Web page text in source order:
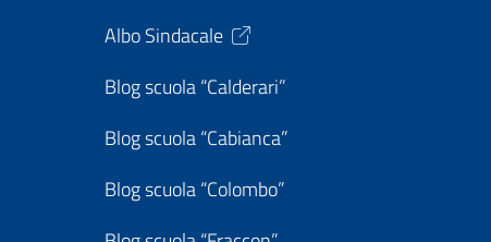
Albo Sindacale
Blog scuola “Calderari”
Blog scuola “Cabianca”
Blog scuola “Colombo”